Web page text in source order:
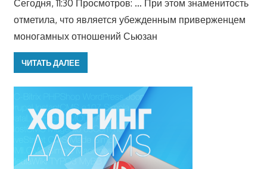
Сегодня, 11:30 Просмотров: … При этом знаменитость
отметила, что является убежденным приверженцем
моногамных отношений Сьюзан
ЧИТАТЬ ДАЛЕЕ